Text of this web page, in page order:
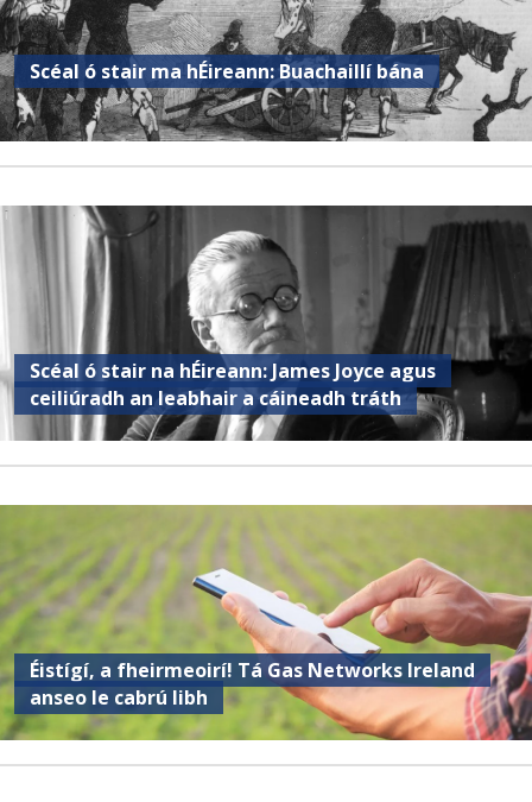
Scéal ó stair ma hÉireann: Buachaillí bána
Scéal ó stair na hÉireann: James Joyce agus
ceiliúradh an leabhair a cáineadh tráth
Éistígí, a fheirmeoirí! Tá Gas Networks Ireland
anseo le cabrú libh